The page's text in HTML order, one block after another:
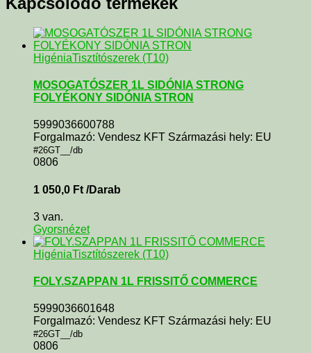
HigéniaTisztítószerek (T10)
MOSOGATÓSZER 1L SIDÓNIA STRONG
FOLYÉKONY SIDÓNIA STRON
5999036600788
Forgalmazó: Vendesz KFT Származási hely: EU
#26GT__/db
0806
1 050,0 Ft /Darab
3 van.
Gyorsnézet
HigéniaTisztítószerek (T10)
FOLY.SZAPPAN 1L FRISSITŐ COMMERCE
5999036601648
Forgalmazó: Vendesz KFT Származási hely: EU
#26GT__/db
0806